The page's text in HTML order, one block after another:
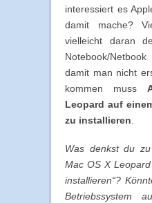
interessiert es
damit mache?
vielleicht daran
Notebook/
damit man nicht
kommen muss
Leopard auf
zu installieren.
Was denkst du
Mac OS X
installieren“?
Betriebssystem